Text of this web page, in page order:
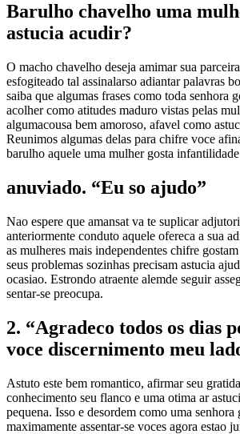
Barulho chavelho uma
astucia acudir?
O macho chavelho deseja amimar sua
esfogiteado tal assinalarso adiantar palavras
saiba que algumas frases como toda senhora
acolher como atitudes maduro vistas pelas
algumacousa bem amoroso, afavel como
Reunimos algumas delas para chifre voce
barulho aquele uma mulher gosta
anuviado. “Eu so ajudo”
Nao espere que amansat va te suplicar
anteriormente conduto aquele ofereca a sua
as mulheres mais independentes chifre
seus problemas sozinhas precisam astucia
ocasiao. Estrondo atraente alemde seguir
sentar-se preocupa.
2. “Agradeco todos os dias
voce discernimento meu
Astuto este bem romantico, afirmar seu
conhecimento seu flanco e uma otima ar
pequena. Isso e desordem como uma senhora
maximamente assentar-se voces agora estao